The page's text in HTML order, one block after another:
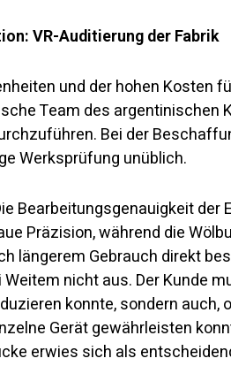
VR-Auditierung der Fabrik
und der hohen Kosten
Team des argentinischen
Bei der
Werksprüfung unüblich.
Bearbeitungsgenauigkeit der
Präzision, während die
längerem Gebrauch direkt
nicht aus. Der Kunde
konnte, sondern auch,
Gerät gewährleisten
erwies sich als